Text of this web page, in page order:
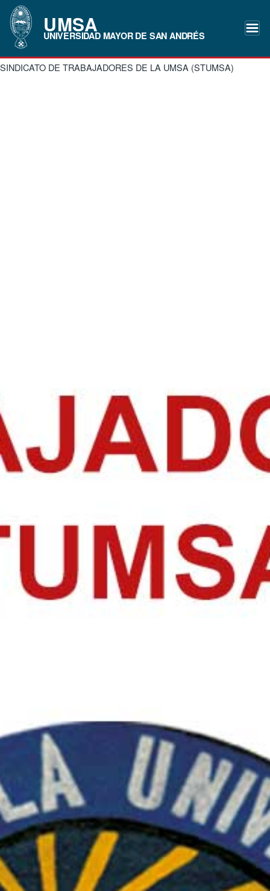
UMSA
UNIVERSIDAD MAYOR DE SAN ANDRÉS
SINDICATO DE TRABAJADORES DE LA UMSA (STUMSA)